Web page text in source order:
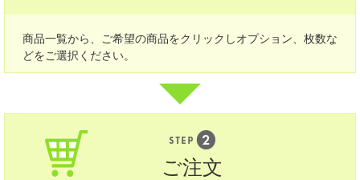
商品一覧から、ご希望の商品をクリックしオプション、枚数な
どをご選択ください。
ご注文